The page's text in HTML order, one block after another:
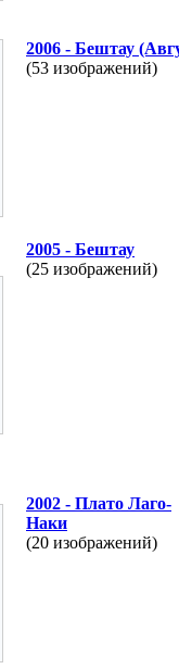
2006 - Бештау
(53 изображений)
2005 - Бештау
(25 изображений)
2002 - Плато Лаго-
Наки
(20 изображений)